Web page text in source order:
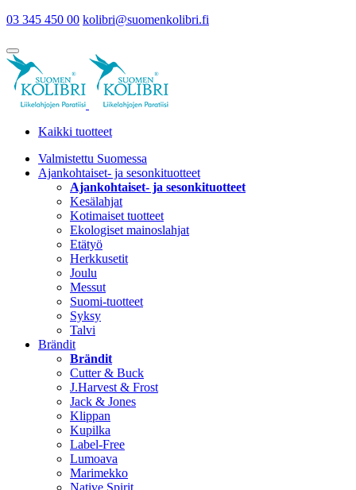
03 345 450 00 kolibri@suomenkolibri.fi
Kaikki tuotteet
Valmistettu Suomessa
Ajankohtaiset- ja sesonkituotteet
Ajankohtaiset- ja sesonkituotteet
Kesälahjat
Kotimaiset tuotteet
Ekologiset mainoslahjat
Etätyö
Herkkusetit
Joulu
Messut
Suomi-tuotteet
Syksy
Talvi
Brändit
Brändit
Cutter & Buck
J.Harvest & Frost
Jack & Jones
Klippan
Kupilka
Label-Free
Lumoava
Marimekko
Native Spirit